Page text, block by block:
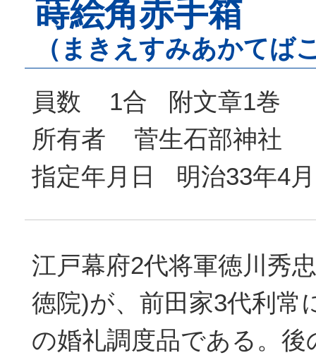
蒔絵角赤手箱
（まきえすみあかてば
員数 1合 附文章1巻
所有者 菅生石部神社
指定年月日 明治33年4
江戸幕府2代将軍徳川秀
徳院)が、前田家3代利常
の婚礼調度品である。後